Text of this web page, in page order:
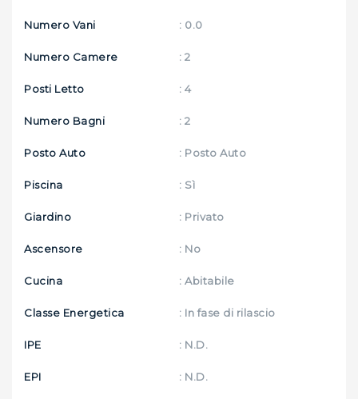
Numero Vani : 0.0
Numero Camere : 2
Posti Letto : 4
Numero Bagni : 2
Posto Auto : Posto Auto
Piscina : Sì
Giardino : Privato
Ascensore : No
Cucina : Abitabile
Classe Energetica : In fase di rilascio
IPE : N.D.
EPI : N.D.